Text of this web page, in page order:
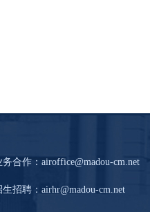
务合作：airoffice@madou-cm.net
生招聘：airhr@madou-cm.net